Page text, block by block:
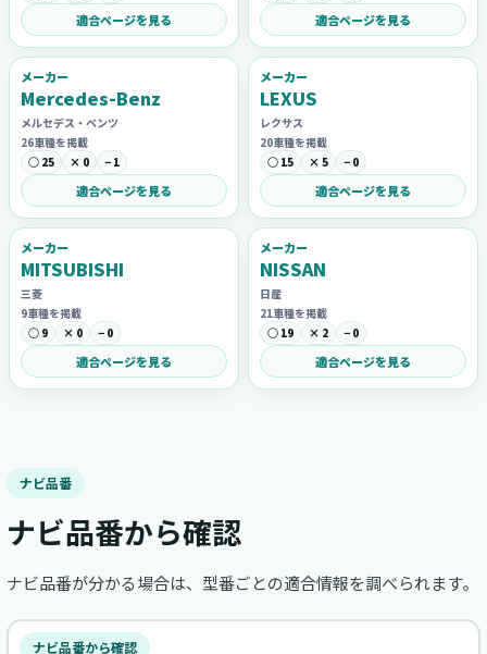
適合ページを見る 適合ページを見る
メーカー
Mercedes-Benz
メルセデス・ベンツ
26車種を掲載
○ 25
× 0 − 1
適合ページを見る
メーカー
LEXUS
レクサス
20車種を掲載
○ 15
× 5 − 0
適合ページを見る
メーカー
MITSUBISHI
三菱
9車種を掲載
○ 9
× 0 − 0
適合ページを見る
メーカー
NISSAN
日産
21車種を掲載
○ 19
× 2 − 0
適合ページを見る
ナビ品番
ナビ品番から確認
ナビ品番が分かる場合は、型番ごとの適合情報を調べられます。
ナビ品番から確認